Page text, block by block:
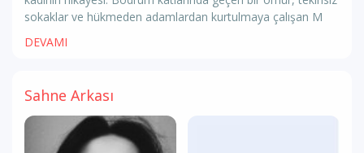
sokaklar ve hükmeden adamlardan kurtulmaya çalışan M
DEVAMI
Sahne Arkası